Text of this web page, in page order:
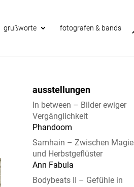
grußworte fotografen & bands
ausstellungen
In between – Bilder ewiger
Vergänglichkeit
Phandoom
Samhain – Zwischen Magie
und Herbstgeflüster
Ann Fabula
Bodybeats II – Gefühle in